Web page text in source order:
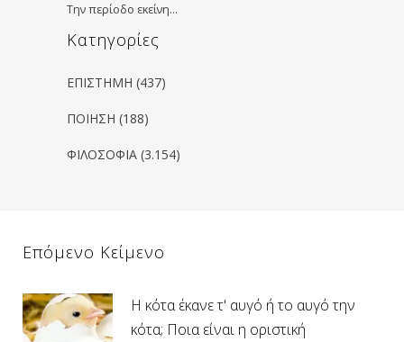
Την περίοδο εκείνη…
Kατηγορίες
ΕΠΙΣΤΗΜΗ (437)
ΠΟΙΗΣΗ (188)
ΦΙΛΟΣΟΦΙΑ (3.154)
Επόμενο Κείμενο
Η κότα έκανε τ' αυγό ή το αυγό την
κότα; Ποια είναι η οριστική